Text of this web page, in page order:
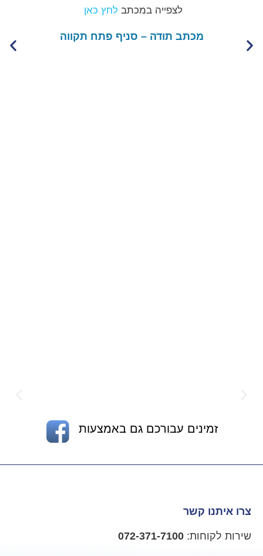
לצפייה במכתבלחץ כאן
מכתב תודה – סניף פתח תקווה
זמינים עבורכם גם באמצעות
צרו איתנו קשר
שירות לקוחות: 072-371-7100